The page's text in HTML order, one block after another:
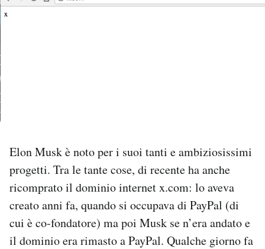
Cultura
Europa
I MIEI PREFERITI
SHOP
Elon Musk è noto per i suoi tanti e ambiziosissimi
progetti. Tra le tante cose, di recente ha anche
ricomprato il dominio internet x.com: lo aveva
creato anni fa, quando si occupava di PayPal (di
cui è co-fondatore) ma poi Musk se n’era andato e
il dominio era rimasto a PayPal. Qualche giorno fa